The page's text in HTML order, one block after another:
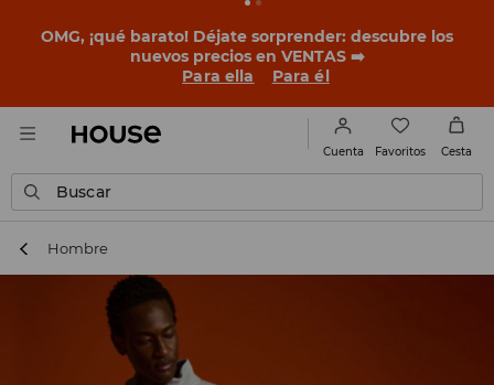
BACK TO SCHOOL📒Las mejores historias empiezan
antes del primer timbre. Empieza el curso con un look
nuevo!
Para ella
Para él
Cuenta Favoritos Cesta
Buscar
Hombre